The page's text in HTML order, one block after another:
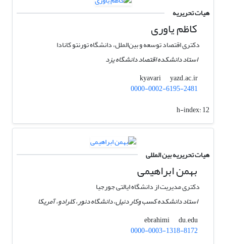
هیات تحریریه
کاظم یاوری
دکتری اقتصاد توسعه و بین‌الملل، دانشگاه تورنتو کانادا
استاد دانشکده اقتصاد دانشگاه یزد
kyavari
yazd.ac.ir
0000-0002-6195-2481
h-index:12
هیات تحریریه بین المللی
بهمن ابراهیمی
دکتری مدیریت از دانشگاه ایالتی جورجیا
استاد دانشکده کسب وکار دنیل، دانشگاه دنور، کلرادو، آمریکا
ebrahimi
du.edu
0000-0003-1318-8172